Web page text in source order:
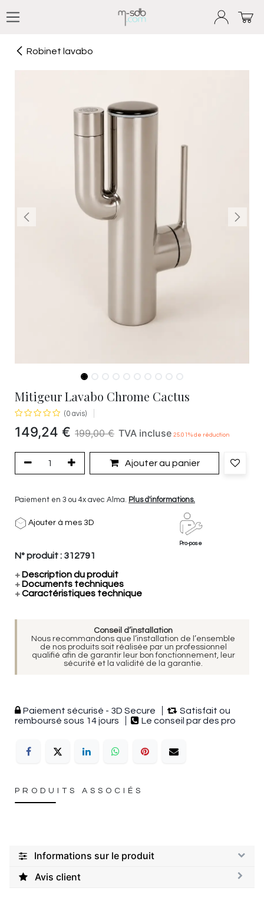
Robinet lavabo
Mitigeur Lavabo Chrome Cactus
(0 avis)
149,24 € 199,00€ TVA incluse 25.01 % de réduction
Ajouter au panier
Paiement en 3 ou 4x avec Alma. Plus d'informations.
Ajouter à mes 3D
Pro-pose
N° produit : 312791
+ Description du produit
+ Documents techniques
+Caractéristiques technique
Conseil d’installation
Nous recommandons que l’installation de l’ensemble
de nos produits soit réalisée par un professionnel
qualifié afin de garantir leur bon fonctionnement, leur
sécurité et la validité de la garantie.
Paiement sécurisé - 3D Secure
Satisfait ou
remboursé sous 14 jours
Le conseil par des pro
PRODUITS ASSOCIÉS
Informations sur le produit
Avis client